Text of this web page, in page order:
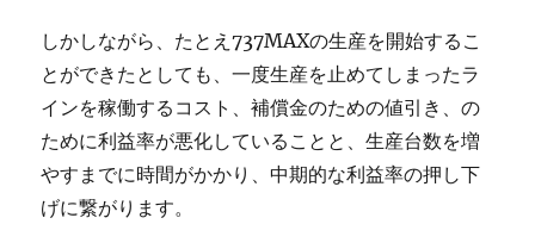
しかしながら、たとえ737MAXの生産を開始するこ
とができたとしても、一度生産を止めてしまったラ
インを稼働するコスト、補償金のための値引き、の
ために利益率が悪化していることと、生産台数を増
やすまでに時間がかかり、中期的な利益率の押し下
げに繋がります。